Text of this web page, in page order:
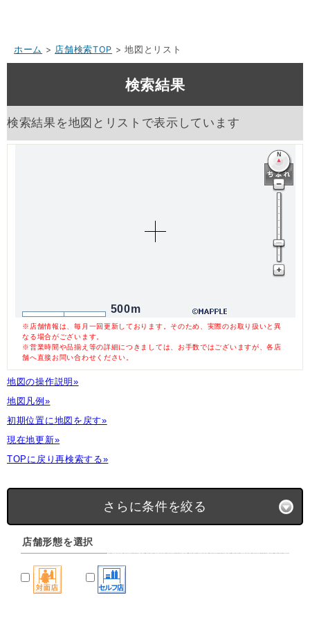
ホーム > 店舗検索TOP > 地図とリスト
検索結果
検索結果を地図とリストで表示しています
500m
※店舗情報は、毎月一回更新しております。そのため、実際のお取り扱いと異
なる場合がございます。
※営業時間や品揃え等の詳細につきましては、お手数ではございますが、各店
舗へ直接お問い合わせください。
地図の操作説明»
地図凡例»
初期位置に地図を戻す»
現在地更新»
TOPに戻り再検索する»
さらに条件を絞る
店舗形態を選択